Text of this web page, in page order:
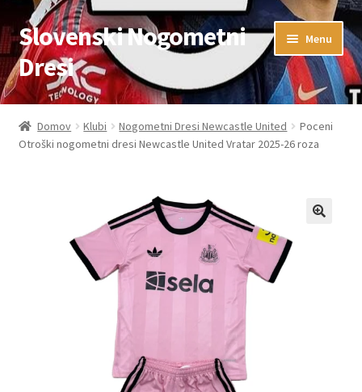
Skip
to
navigation
Skip
to
content
Slovenski Nogometni
Dresi
Menu
Domov
Blog
Kontaktiraj nas
Domov Klubi Nogometni Dresi Newcastle United
Poceni
Otroški nogometni dresi Newcastle United Vratar 2025-26 roza